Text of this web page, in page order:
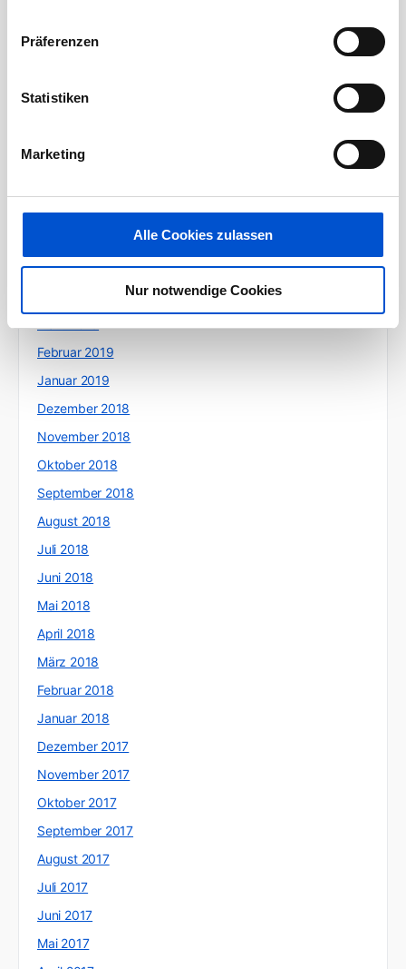
Präferenzen
Statistiken
Marketing
Alle Cookies zulassen
Nur notwendige Cookies
Januar 2020
November 2019
September 2019
Juli 2019
Mai 2019
Februar 2019
Januar 2019
Dezember 2018
November 2018
Oktober 2018
September 2018
August 2018
Juli 2018
Juni 2018
Mai 2018
April 2018
März 2018
Februar 2018
Januar 2018
Dezember 2017
November 2017
Oktober 2017
September 2017
August 2017
Juli 2017
Juni 2017
Mai 2017